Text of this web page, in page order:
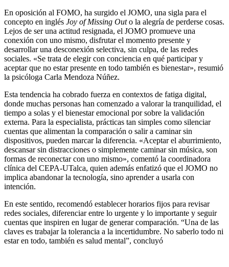
En oposición al FOMO, ha surgido el JOMO, una sigla para el
concepto en inglés Joy of Missing Outo la alegría de perderse cosas.
Lejos de ser una actitud resignada, el JOMO promueve una
conexión con uno mismo, disfrutar el momento presente y
desarrollar una desconexión selectiva, sin culpa, de las redes
sociales. «Se trata de elegir con conciencia en qué participar y
aceptar que no estar presente en todo también es bienestar», resumió
la psicóloga Carla Mendoza Núñez.
Esta tendencia ha cobrado fuerza en contextos de fatiga digital,
donde muchas personas han comenzado a valorar la tranquilidad, el
tiempo a solas y el bienestar emocional por sobre la validación
externa. Para la especialista, prácticas tan simples como silenciar
cuentas que alimentan la comparación o salir a caminar sin
dispositivos, pueden marcar la diferencia. «Aceptar el aburrimiento,
descansar sin distracciones o simplemente caminar sin música, son
formas de reconectar con uno mismo», comentó la coordinadora
clínica del CEPA-UTalca, quien además enfatizó que el JOMO no
implica abandonar la tecnología, sino aprender a usarla con
intención.
En este sentido, recomendó establecer horarios fijos para revisar
redes sociales, diferenciar entre lo urgente y lo importante y seguir
cuentas que inspiren en lugar de generar comparación. “Una de las
claves es trabajar la tolerancia a la incertidumbre. No saberlo todo ni
estar en todo, también es salud mental”, concluyó